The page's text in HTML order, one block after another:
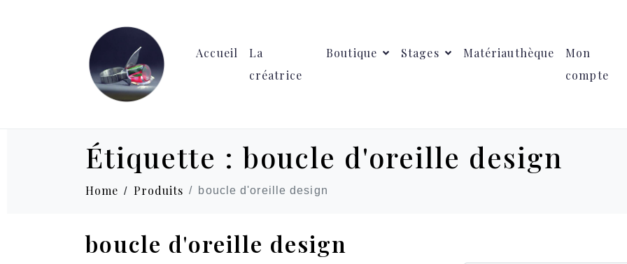
Accueil
La
créatrice
Boutique Stages Matériauthèque
Mon
compte
Étiquette : boucle d'oreille design
Home Produits boucle d'oreille design
boucle d'oreille design